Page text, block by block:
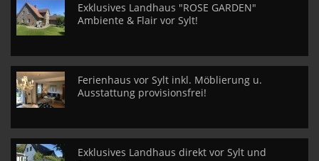
Exklusives Landhaus "ROSE GARDEN"
Ambiente & Flair vor Sylt!
Ferienhaus vor Sylt inkl. Möblierung u.
Ausstattung provisionsfrei!
Exklusives Landhaus direkt vor Sylt und